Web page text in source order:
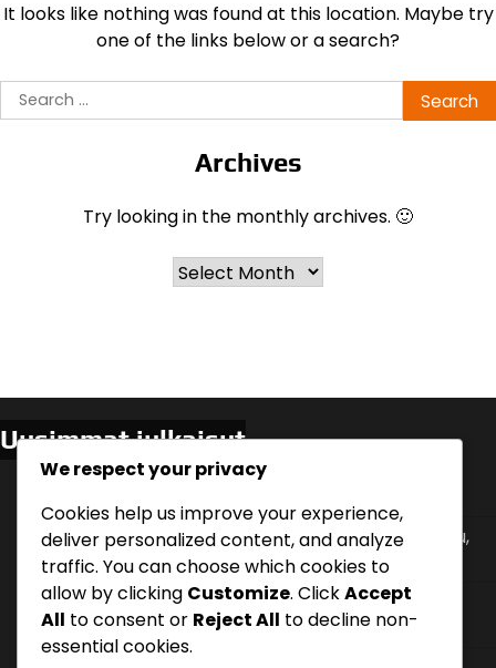
It looks like nothing was found at this location. Maybe try
one of the links below or a search?
Search
for:
Archives
Try looking in the monthly archives. 🙂
Archives
Uusimmat julkaisut
Asiakaspalautteen Hyödyntäminen: Kyselyt,
Ostoprosessi: Vaiheittainen analyysi, Asiakaspolku,
Päätöksenteko
Verkostoituminen: Tapahtumat, Yhteistyöt,
Suositukset
We respect your privacy
Cookies help us improve your experience,
deliver personalized content, and analyze
traffic. You can choose which cookies to
allow by clicking Customize. ClickAccept
All to consent or Reject All to decline non-
essential cookies.